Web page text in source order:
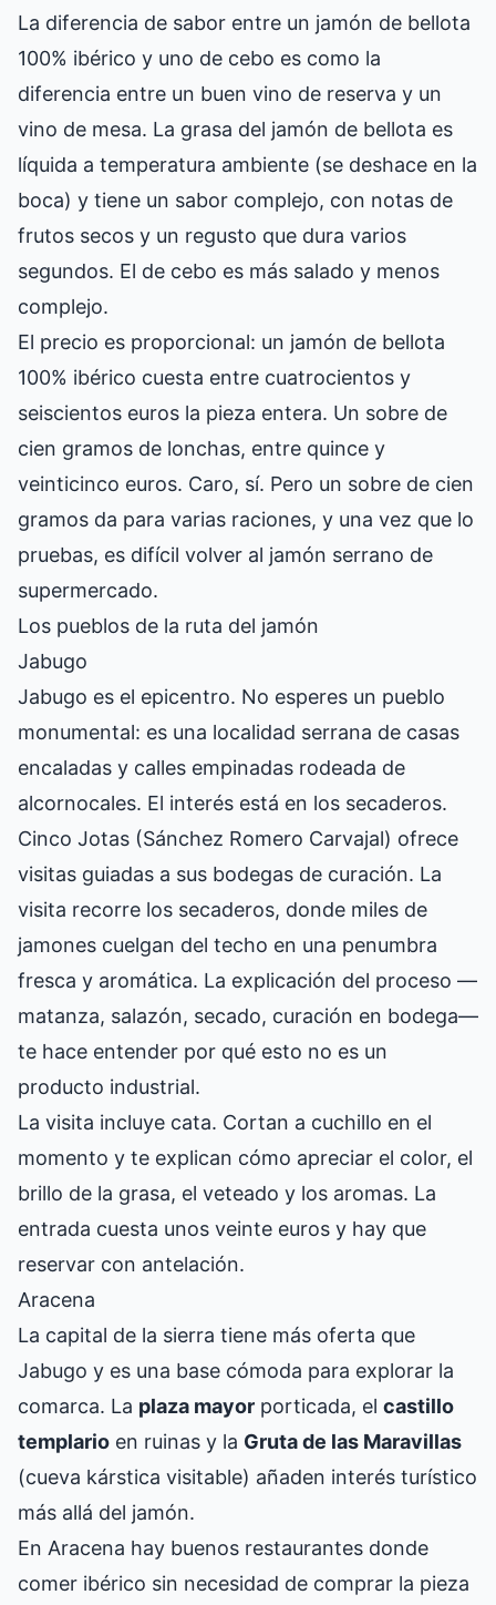
La diferencia de sabor entre un jamón de bellota
100% ibérico y uno de cebo es como la
diferencia entre un buen vino de reserva y un
vino de mesa. La grasa del jamón de bellota es
líquida a temperatura ambiente (se deshace en la
boca) y tiene un sabor complejo, con notas de
frutos secos y un regusto que dura varios
segundos. El de cebo es más salado y menos
complejo.
El precio es proporcional: un jamón de bellota
100% ibérico cuesta entre cuatrocientos y
seiscientos euros la pieza entera. Un sobre de
cien gramos de lonchas, entre quince y
veinticinco euros. Caro, sí. Pero un sobre de cien
gramos da para varias raciones, y una vez que lo
pruebas, es difícil volver al jamón serrano de
supermercado.
Los pueblos de la ruta del jamón
Jabugo
Jabugo es el epicentro. No esperes un pueblo
monumental: es una localidad serrana de casas
encaladas y calles empinadas rodeada de
alcornocales. El interés está en los secaderos.
Cinco Jotas (Sánchez Romero Carvajal) ofrece
visitas guiadas a sus bodegas de curación. La
visita recorre los secaderos, donde miles de
jamones cuelgan del techo en una penumbra
fresca y aromática. La explicación del proceso —
matanza, salazón, secado, curación en bodega—
te hace entender por qué esto no es un
producto industrial.
La visita incluye cata. Cortan a cuchillo en el
momento y te explican cómo apreciar el color, el
brillo de la grasa, el veteado y los aromas. La
entrada cuesta unos veinte euros y hay que
reservar con antelación.
Aracena
La capital de la sierra tiene más oferta que
Jabugo y es una base cómoda para explorar la
comarca. La plaza mayor porticada, el castillo
templario en ruinas y la Gruta de las Maravillas
(cueva kárstica visitable) añaden interés turístico
más allá del jamón.
En Aracena hay buenos restaurantes donde
comer ibérico sin necesidad de comprar la pieza